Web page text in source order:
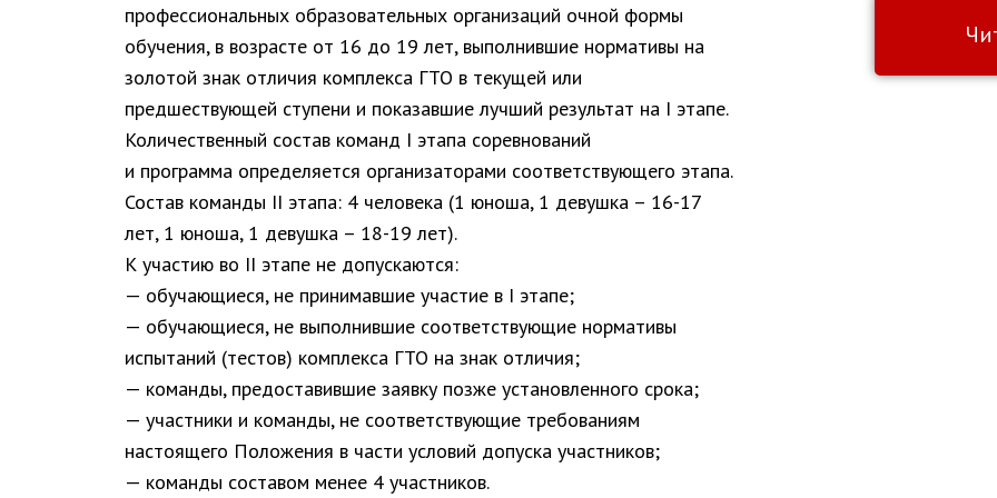
профессиональных образовательных организаций очной формы
обучения, в возрасте от 16 до 19 лет, выполнившие нормативы на
золотой знак отличия комплекса ГТО в текущей или
предшествующей ступени и показавшие лучший результат на I этапе.
Количественный состав команд I этапа соревнований
и программа определяется организаторами соответствующего этапа.
Состав команды II этапа: 4 человека (1 юноша, 1 девушка – 16-17
лет, 1 юноша, 1 девушка – 18-19 лет).
К участию во II этапе не допускаются:
— обучающиеся, не принимавшие участие в I этапе;
— обучающиеся, не выполнившие соответствующие нормативы
испытаний (тестов) комплекса ГТО на знак отличия;
— команды, предоставившие заявку позже установленного срока;
— участники и команды, не соответствующие требованиям
настоящего Положения в части условий допуска участников;
— команды составом менее 4 участников.